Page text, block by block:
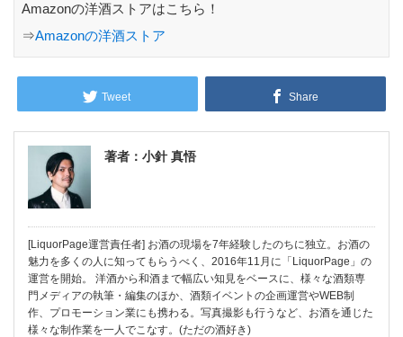
Amazonの洋酒ストアはこちら！
⇒Amazonの洋酒ストア
Tweet Share
著者：小針 真悟
[LiquorPage運営責任者] お酒の現場を7年経験したのちに独立。お酒の
魅力を多くの人に知ってもらうべく、2016年11月に「LiquorPage」の
運営を開始。 洋酒から和酒まで幅広い知見をベースに、様々な酒類専
門メディアの執筆・編集のほか、酒類イベントの企画運営やWEB制
作、プロモーション業にも携わる。写真撮影も行うなど、お酒を通じた
様々な制作業を一人でこなす。(ただの酒好き)